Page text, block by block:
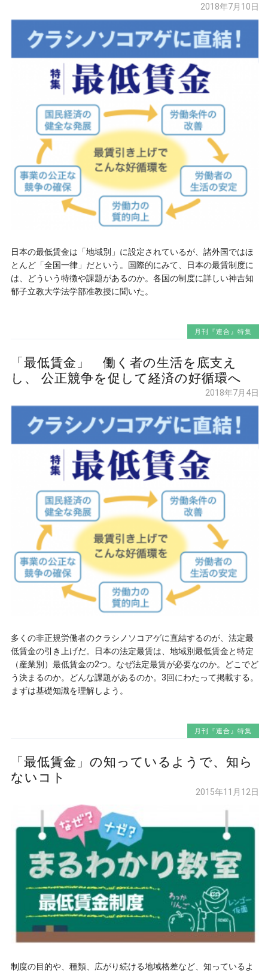
2018年7月10日
日本の最低賃金は「地域別」に設定されているが、諸外国ではほ
とんど「全国一律」だという。国際的にみて、日本の最賃制度に
は、どういう特徴や課題があるのか。各国の制度に詳しい神吉知
郁子立教大学法学部准教授に聞いた。
月刊『連合』特集
「最低賃金」 働く者の生活を底支え
し、 公正競争を促して経済の好循環へ
2018年7月4日
多くの非正規労働者のクラシノソコアゲに直結するのが、法定最
低賃金の引き上げだ。日本の法定最賃は、地域別最低賃金と特定
（産業別）最低賃金の2つ。なぜ法定最賃が必要なのか。どこでど
う決まるのか。どんな課題があるのか。3回にわたって掲載する。
まずは基礎知識を理解しよう。
月刊『連合』特集
「最低賃金」の知っているようで、知ら
ないコト
2015年11月12日
制度の目的や、種類、広がり続ける地域格差など、知っているよ